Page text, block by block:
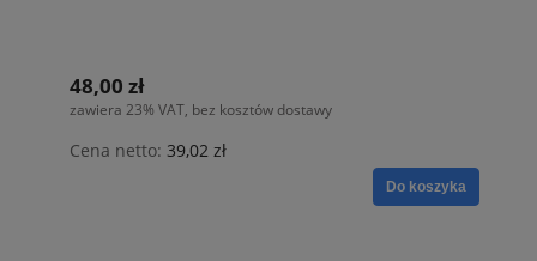
48,00 zł
zawiera 23% VAT, bez kosztów dostawy
Cena netto: 39,02 zł
Do koszyka